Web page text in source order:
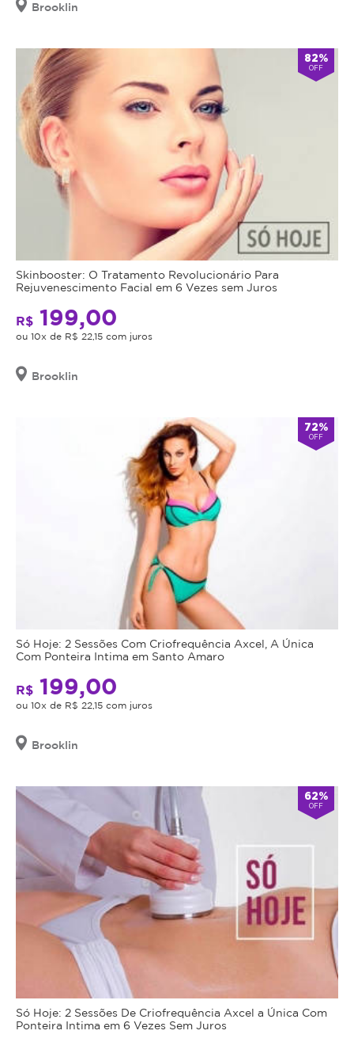
Brooklin
82%
OFF
Skinbooster: O Tratamento Revolucionário Para
Rejuvenescimento Facial em 6 Vezes sem Juros
R$ 199,00
ou 10x de R$ 22,15 com juros
Brooklin
72%
OFF
Só Hoje: 2 Sessões Com Criofrequência Axcel, A Única
Com Ponteira Intima em Santo Amaro
R$ 199,00
ou 10x de R$ 22,15 com juros
Brooklin
62%
OFF
Só Hoje: 2 Sessões De Criofrequência Axcel a Única Com
Ponteira Intima em 6 Vezes Sem Juros